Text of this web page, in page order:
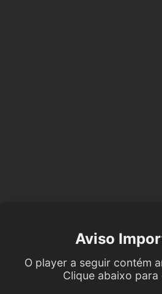
Aviso
O player a seguir contém
Clique abaixo para